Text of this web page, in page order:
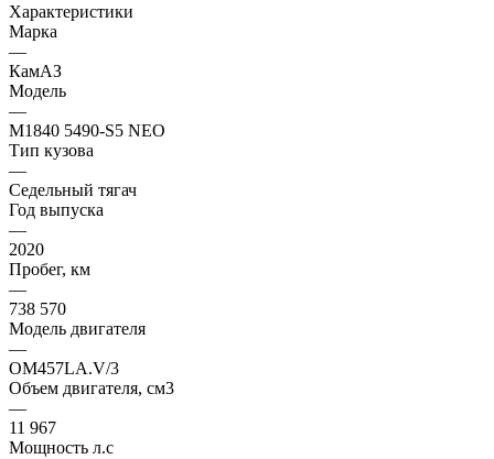
Характеристики
Марка
—
КамАЗ
Модель
—
M1840 5490-S5 NEO
Тип кузова
—
Седельный тягач
Год выпуска
—
2020
Пробег, км
—
738 570
Модель двигателя
—
OM457LA.V/3
Объем двигателя, см3
—
11 967
Мощность л.с